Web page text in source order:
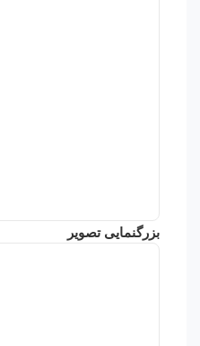
بزرگنمایی تصویر